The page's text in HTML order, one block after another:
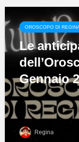
OROSCOPO DI
Le
Gennaio
Regina